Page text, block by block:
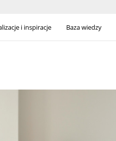
i inspiracje Baza wiedzy